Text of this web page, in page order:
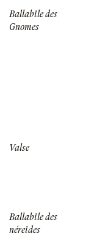
Ballabile des
Gnomes
Valse
Ballabile des
néreides